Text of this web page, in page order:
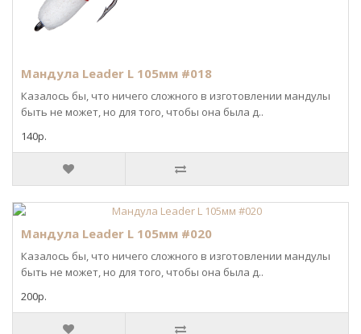
Мандула Leader L 105мм #018
Казалось бы, что ничего сложного в изготовлении мандулы
быть не может, но для того, чтобы она была д..
140р.
Мандула Leader L 105мм #020
Казалось бы, что ничего сложного в изготовлении мандулы
быть не может, но для того, чтобы она была д..
200р.